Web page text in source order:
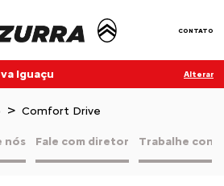
CONTATO
Iguaçu Alterar
Comfort Drive
nós Fale com diretor Trabalhe